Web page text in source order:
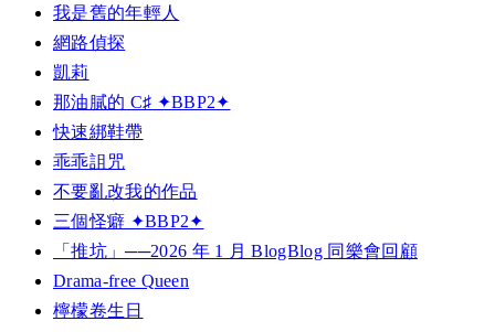
我是舊的年輕人
網路偵探
凱莉
那油膩的 C♯ ✦BBP2✦
快速綁鞋帶
乖乖詛咒
不要亂改我的作品
三個怪癖 ✦BBP2✦
「推坑」──2026 年 1 月 BlogBlog 同樂會回顧
Drama-free Queen
檸檬卷生日